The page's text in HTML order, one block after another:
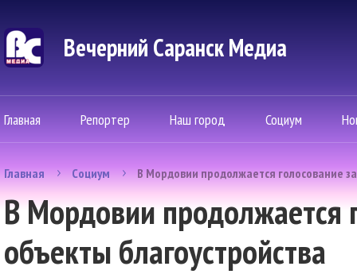
Вечерний Саранск Mедиа
Главная Репортер Наш город Социум
Главная Социум В Мордовии продолжается голосование
В Мордовии продолжается
объекты благоустройства